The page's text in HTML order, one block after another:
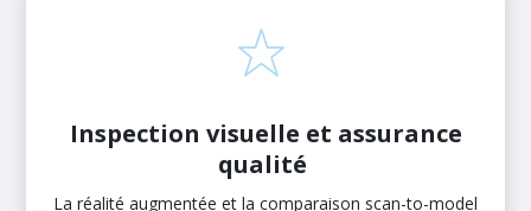
Inspection visuelle et assurance
qualité
La réalité augmentée et la comparaison scan-to-model